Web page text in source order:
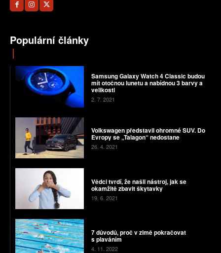
Populární články
Samsung Galaxy Watch 4 Classic budou
mít otočnou lunetu a nabídnou 3 barvy a
velikosti
2. 7. 2021
Volkswagen představil ohromné SUV. Do
Evropy se „Talagon“ nedostane
26. 4. 2021
Vědci tvrdí, že našli nástroj, jak se
okamžitě zbavit škytavky
19. 6. 2021
7 důvodů, proč v zimě pokračovat
s plaváním
4. 11. 2022